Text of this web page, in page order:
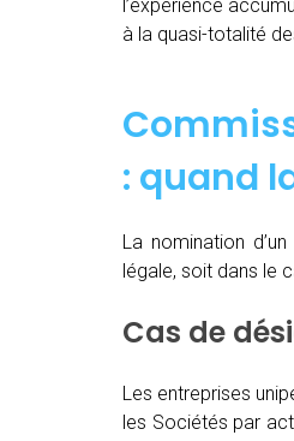
l’expérience
à la quasi-totalité
: quand
La nomination
légale, soit dans le
Cas de
Les entreprises
les Sociétés par